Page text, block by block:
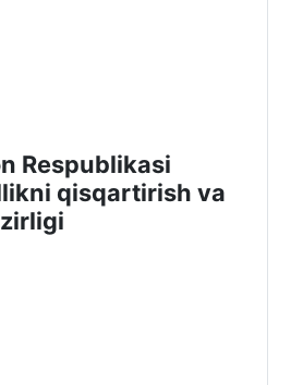
Respublikasi
qisqartirish va